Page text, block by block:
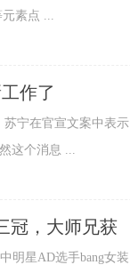
素点 ...
作了
宁在官宣文案中表示
这个消息 ...
冠，大师兄获
明星AD选手bang女装